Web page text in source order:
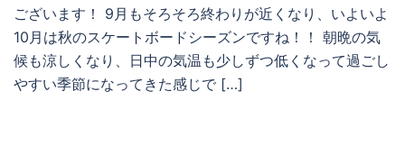
ございます！ 9月もそろそろ終わりが近くなり、いよいよ
10月は秋のスケートボードシーズンですね！！ 朝晩の気
候も涼しくなり、日中の気温も少しずつ低くなって過ごし
やすい季節になってきた感じで […]